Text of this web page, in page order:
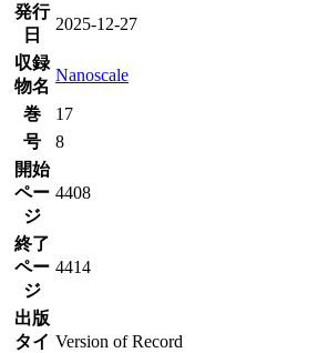
発行
日
2025-12-27
収録
物名
Nanoscale
巻
17
号
8
開始
ペー
ジ
4408
終了
ペー
ジ
4414
出版
タイ Version of Record